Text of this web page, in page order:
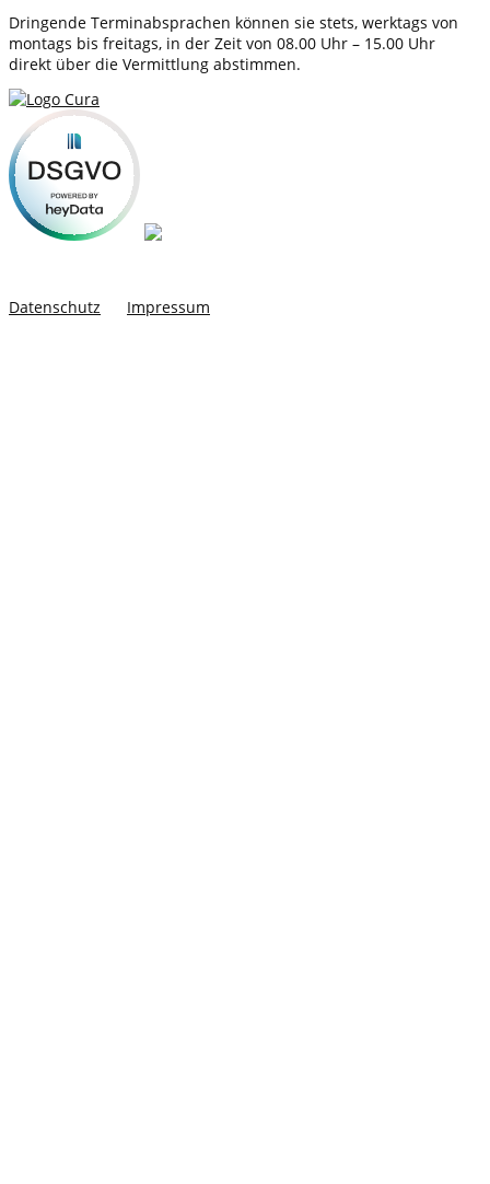
Dringende Terminabsprachen können sie stets, werktags von
montags bis freitags, in der Zeit von 08.00 Uhr – 15.00 Uhr
direkt über die Vermittlung abstimmen.
Datenschutz Impressum